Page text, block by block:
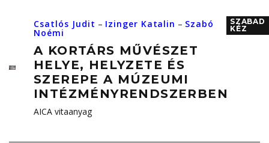
Csatlós Judit – Izinger Katalin – Szabó
Noémi
A KORTÁRS MŰVÉSZET
HELYE, HELYZETE ÉS
SZEREPE A MÚZEUMI
INTÉZMÉNYRENDSZERBEN
AICA vitaanyag
SZABAD
KÉZ